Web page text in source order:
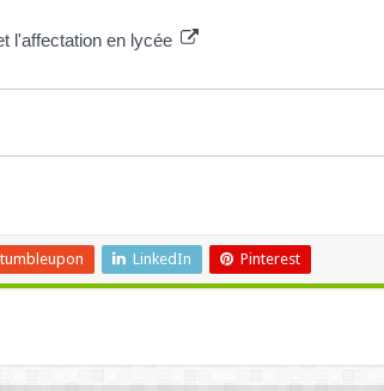
l'affectation en lycée
LinkedIn Pinterest